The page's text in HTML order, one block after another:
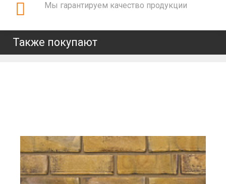
Мы гарантируем качество продукции
Также покупают